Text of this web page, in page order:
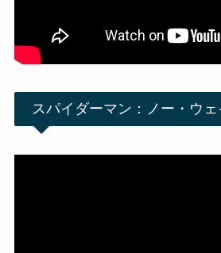
スパイダーマン：ノー・ウ